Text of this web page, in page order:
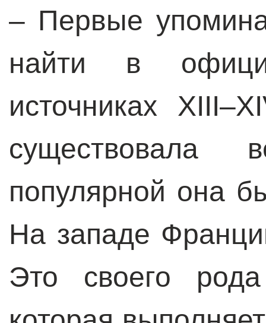
– Первые
найти в
источниках
существовала
популярной она
На западе
Это своего